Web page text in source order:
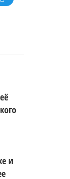
и